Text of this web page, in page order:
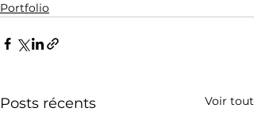
Portfolio
Posts récents Voir tout